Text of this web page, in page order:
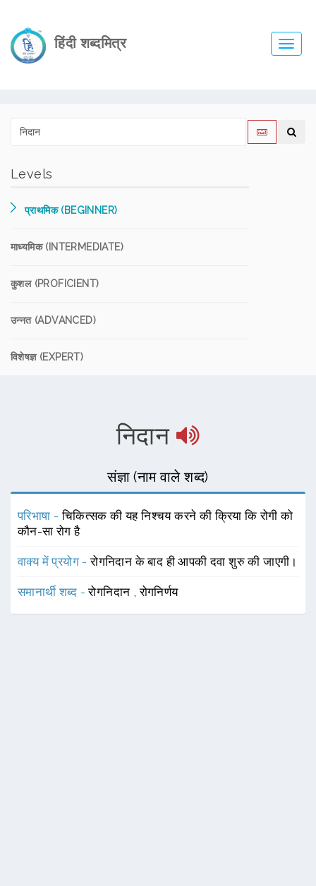
हिंदी शब्दमित्र
Levels
प्राथमिक (BEGINNER)
माध्यमिक (INTERMEDIATE)
कुशल (PROFICIENT)
उन्नत (ADVANCED)
विशेषज्ञ (EXPERT)
निदान
संज्ञा (नाम वाले शब्द)
परिभाषा -चिकित्सक की यह निश्चय करने की क्रिया कि रोगी को
कौन-सा रोग है
वाक्य में प्रयोग -रोगनिदान के बाद ही आपकी दवा शुरु की जाएगी।
समानार्थी शब्द -रोगनिदान ,रोगनिर्णय